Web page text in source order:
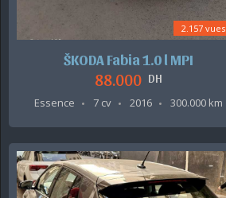
2.157 vues
ŠKODA Fabia 1.0 l MPI
88.000 DH
Essence
7 cv 2016 300.000 km